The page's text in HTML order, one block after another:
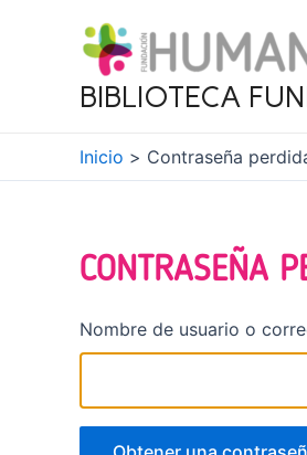
BIBLIOTECA
Inicio Contraseña
CONTRASEÑA
Nombre de usuario o